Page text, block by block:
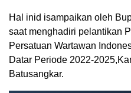
Hal inid isampaikan oleh
saat menghadiri pelantikan
Persatuan Wartawan
Datar Periode 2022-
Batusangkar.